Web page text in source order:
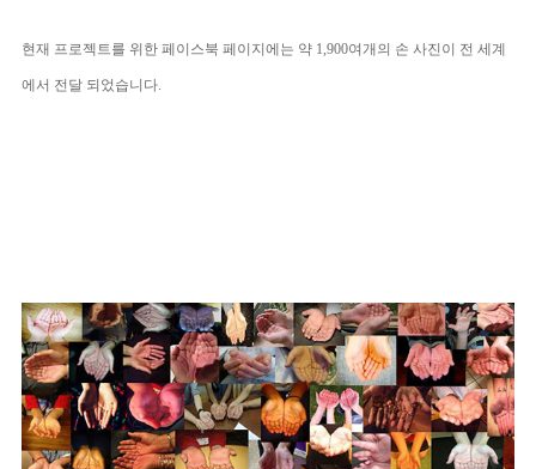
현재 프로젝트를 위한 페이스북 페이지에는 약 1,900여개의 손 사진이 전 세계
에서 전달 되었습니다.